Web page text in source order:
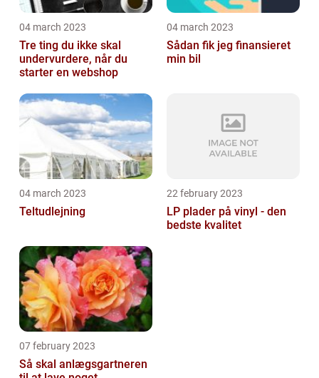
04 march 2023
Tre ting du ikke skal
undervurdere, når du
starter en webshop
04 march 2023
Sådan fik jeg finansieret
min bil
04 march 2023
Teltudlejning
22 february 2023
LP plader på vinyl - den
bedste kvalitet
07 february 2023
Så skal anlægsgartneren